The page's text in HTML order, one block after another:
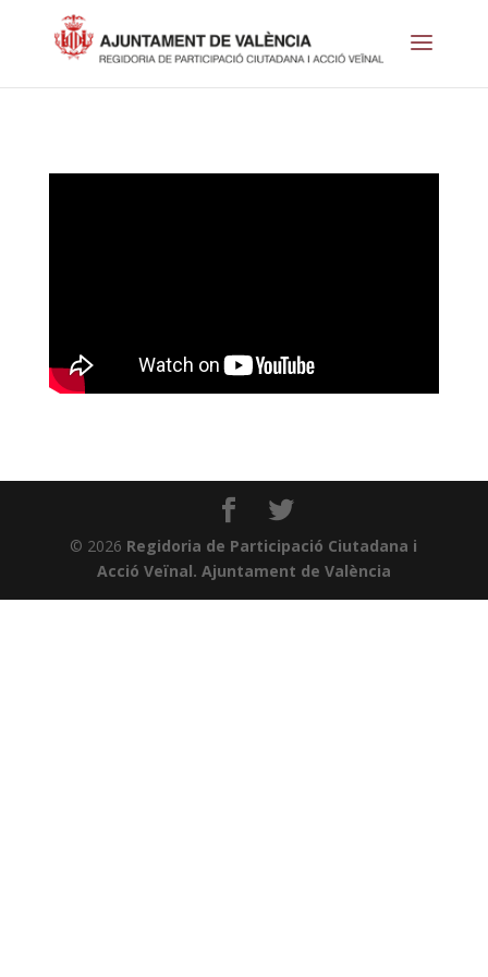
© 2026 Regidoria de Participació Ciutadana i
Acció Veïnal. Ajuntament de València